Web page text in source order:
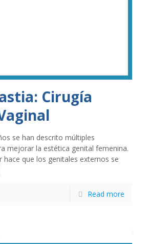
Cirugía
se han descrito múltiples
mejorar la estética genital femenina.
hace que los genitales externos se
Read more